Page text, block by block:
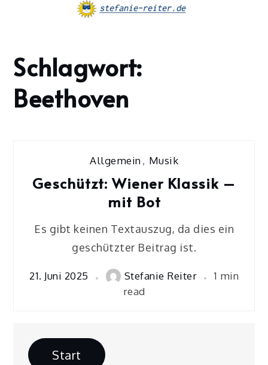
Home
Beethoven
Schlagwort:
Beethoven
Allgemein, Musik
Geschützt: Wiener Klassik –
mit Bot
Es gibt keinen Textauszug, da dies ein
geschützter Beitrag ist.
21. Juni 2025 Stefanie Reiter
1 min
read
Start